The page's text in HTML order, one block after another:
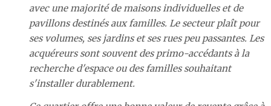
avec une majorité de maisons individuelles et de
pavillons destinés aux familles. Le secteur plaît pour
ses volumes, ses jardins et ses rues peu passantes. Les
acquéreurs sont souvent des primo-accédants à la
recherche d'espace ou des familles souhaitant
s'installer durablement.